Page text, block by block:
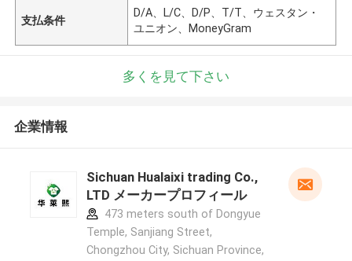
支払条件
D/A、L/C、D/P、T/T、ウェスタン・
ユニオン、MoneyGram
多くを見て下さい
企業情報
Sichuan Hualaixi trading Co.,
LTD メーカープロフィール
473 meters south of Dongyue
Temple, Sanjiang Street,
Chongzhou City, Sichuan Province,